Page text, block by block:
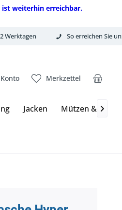
ist weiterhin erreichbar.
Werktagen So erreichen Sie
Merkzettel
Jacken Mützen & 